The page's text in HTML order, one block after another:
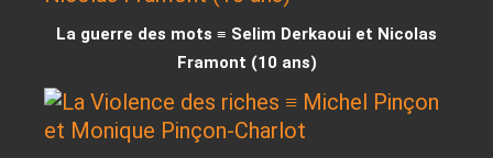
La guerre des mots ≡ Selim Derkaoui et Nicolas
Framont (10 ans)